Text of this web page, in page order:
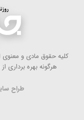
كلیه حقوق مادی و
هرگونه بهره ‌برداری
طراح